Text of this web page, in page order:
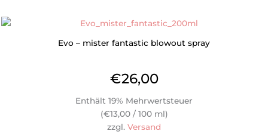
Evo – mister fantastic blowout spray
€26,00
Enthält 19% Mehrwertsteuer
(€13,00/ 100 ml)
zzgl. Versand